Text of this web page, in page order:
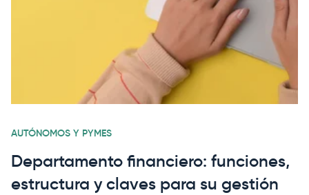
AUTÓNOMOS Y PYMES
Departamento financiero: funciones,
estructura y claves para su gestión